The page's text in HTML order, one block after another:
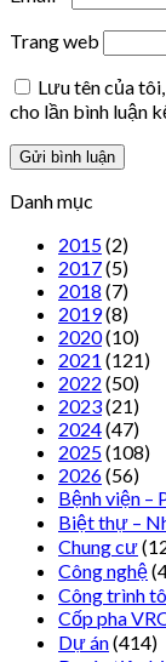
Trang web
Lưu tên của
cho lần bình luận
Danh mục
2015(2)
2017(5)
2018 (7)
2019(8)
2020(10)
2021 (121)
2022 (50)
2023(21)
2024(47)
2025(108)
2026(56)
Bệnh viện –
Biệt thự –
Chung cư
Công nghệ
Công trình
Cốp pha
Dự án(414)